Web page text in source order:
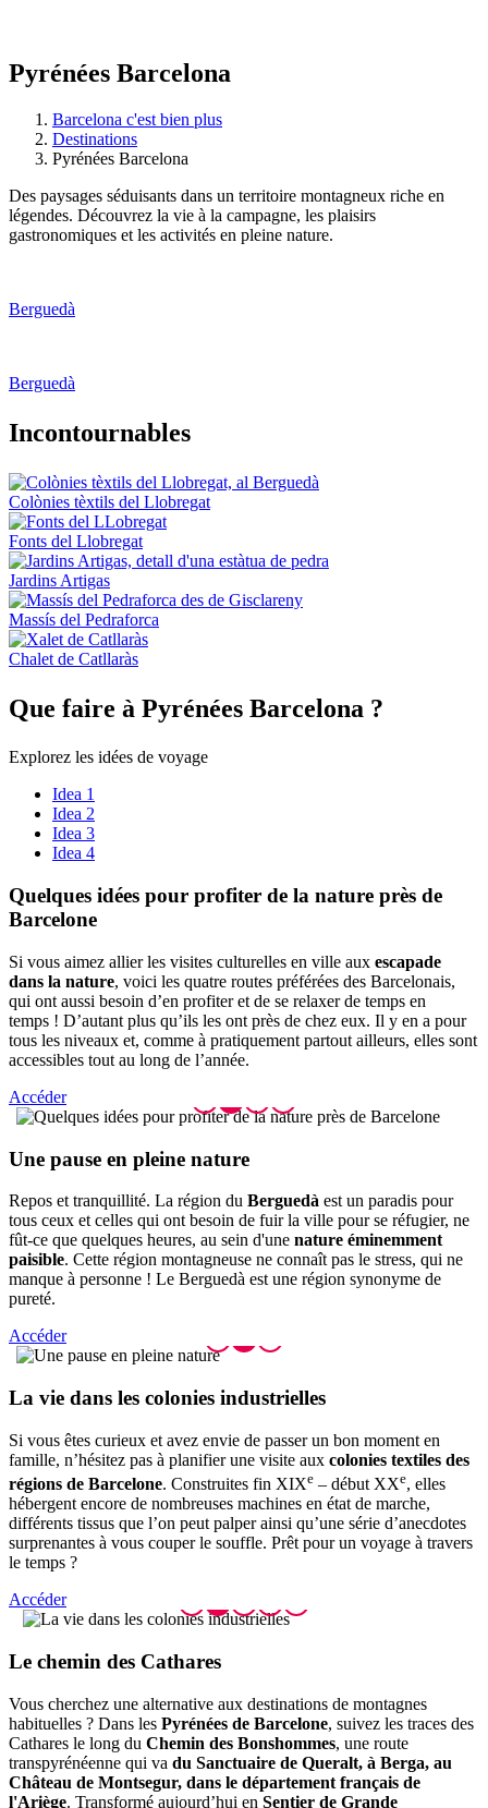
Pyrénées Barcelona
Barcelona c'est bien plus
Destinations
Pyrénées Barcelona
Des paysages séduisants dans un territoire montagneux riche en
légendes. Découvrez la vie à la campagne, les plaisirs
gastronomiques et les activités en pleine nature.
Berguedà
Berguedà
Incontournables
Colònies tèxtils del Llobregat
Fonts del Llobregat
Jardins Artigas
Massís del Pedraforca
Chalet de Catllaràs
Que faire à Pyrénées Barcelona ?
Explorez les idées de voyage
Idea 1
Idea 2
Idea 3
Idea 4
Quelques idées pour profiter de la nature près de
Barcelone
Si vous aimez allier les visites culturelles en ville aux escapade
dans la nature, voici les quatre routes préférées des Barcelonais,
qui ont aussi besoin d’en profiter et de se relaxer de temps en
temps ! D’autant plus qu’ils les ont près de chez eux. Il y en a pour
tous les niveaux et, comme à pratiquement partout ailleurs, elles sont
accessibles tout au long de l’année.
Accéder
Une pause en pleine nature
Repos et tranquillité. La région du Berguedà est un paradis pour
tous ceux et celles qui ont besoin de fuir la ville pour se réfugier, ne
fût-ce que quelques heures, au sein d'une nature éminemment
paisible. Cette région montagneuse ne connaît pas le stress, qui ne
manque à personne ! Le Berguedà est une région synonyme de
pureté.
Accéder
La vie dans les colonies industrielles
Si vous êtes curieux et avez envie de passer un bon moment en
famille, n’hésitez pas à planifier une visite aux colonies textiles des
régions de Barcelone. Construites fin XIXe – début XXe, elles
hébergent encore de nombreuses machines en état de marche,
différents tissus que l’on peut palper ainsi qu’une série d’anecdotes
surprenantes à vous couper le souffle. Prêt pour un voyage à travers
le temps ?
Accéder
Le chemin des Cathares
Vous cherchez une alternative aux destinations de montagnes
habituelles ? Dans les Pyrénées de Barcelone, suivez les traces des
Cathares le long du Chemin des Bonshommes, une route
transpyrénéenne qui va du Sanctuaire de Queralt, à Berga, au
Château de Montsegur, dans le département français de
l'Ariège. Transformé aujourd’hui en Sentier de Grande